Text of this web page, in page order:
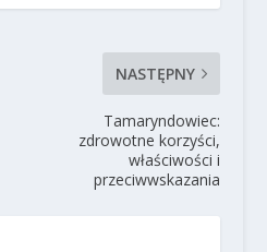
NASTĘPNY
Tamaryndowiec:
zdrowotne korzyści,
właściwości i
przeciwwskazania